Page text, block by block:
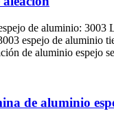
de aluminio: 3003
espejo de
de aluminio espejo
de aluminio